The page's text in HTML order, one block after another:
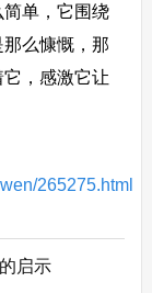
单，它围绕
么慷慨，那
，感激它让
265275.html
启示